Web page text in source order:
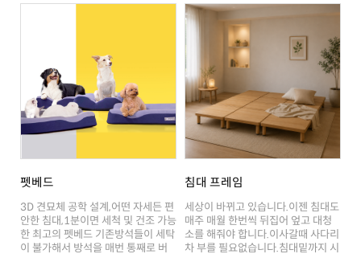
펫베드 침대 프레임